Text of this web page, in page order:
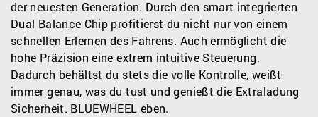
der neuesten Generation. Durch den smart integrierten
Dual Balance Chip profitierst du nicht nur von einem
schnellen Erlernen des Fahrens. Auch ermöglicht die
hohe Präzision eine extrem intuitive Steuerung.
Dadurch behältst du stets die volle Kontrolle, weißt
immer genau, was du tust und genießt die Extraladung
Sicherheit. BLUEWHEEL eben.